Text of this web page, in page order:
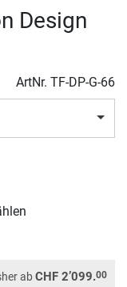
Design
ArtNr. TF-DP-G-66
abCHF 2’099.00